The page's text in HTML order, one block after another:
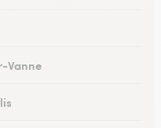
Vanne